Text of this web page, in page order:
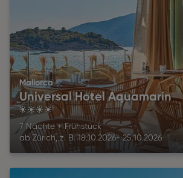
Mallorca
Universal Hotel Aquamarin
4
7 Nächte+Frühstück
ab Zürich, z. B. 18.10.2026- 25.10.2026